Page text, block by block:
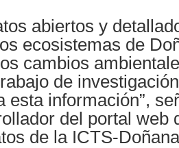
abiertos y
ecosistemas de
cambios
de
esta información”,
del portal web
de la ICTS-